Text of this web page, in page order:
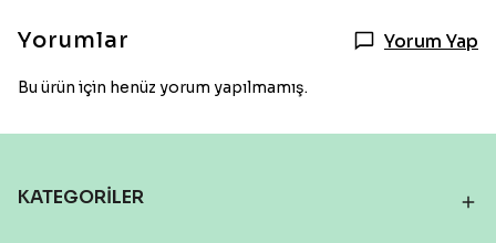
Yorumlar Yorum Yap
Bu ürün için henüz yorum yapılmamış.
KATEGORİLER